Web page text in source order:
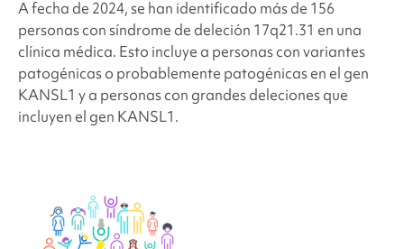
A fecha de 2024, se han identificado más de 156
personas consíndrome de deleción 17q21.31 en una
clínica médica. Esto incluye a personas con variantes
patogénicas o probablemente patogénicas en el gen
KANSL1 y a personas con grandes deleciones que
incluyen el gen KANSL1.